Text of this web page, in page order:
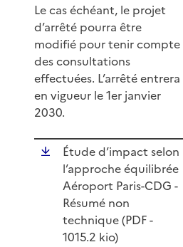
Le cas échéant, le projet
d’arrêté pourra être
modifié pour tenir compte
des consultations
effectuées. L’arrêté entrera
en vigueur le 1er janvier
2030.
Étude d’impact selon
l’approche équilibrée
Aéroport Paris-CDG -
Résumé non
technique (PDF-
1015.2 kio)